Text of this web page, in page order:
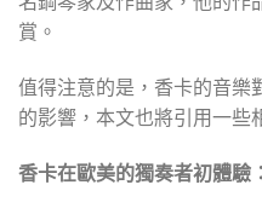
賞。
值得注意的是，香卡的音樂
的影響，本文也將引用一些
香卡在歐美的獨奏者初體驗：